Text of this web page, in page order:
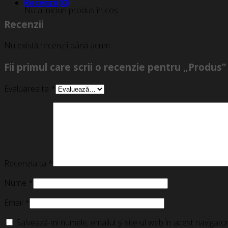
Nu ai niciun produs în coș.
Recenzii (0)
Recenzii
Nu există recenzii până acum.
Fii primul care scrii o recenzie pentru „Produs”
Evaluarea ta *
Recenzia ta *
Nume *
Email *
Salvează-mi numele, emailul și site-ul web în acest